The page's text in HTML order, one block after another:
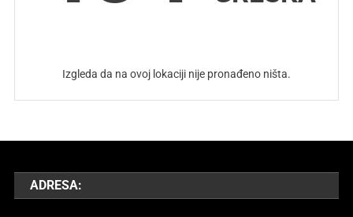
Izgleda da na ovoj lokaciji nije pronađeno ništa.
ADRESA: